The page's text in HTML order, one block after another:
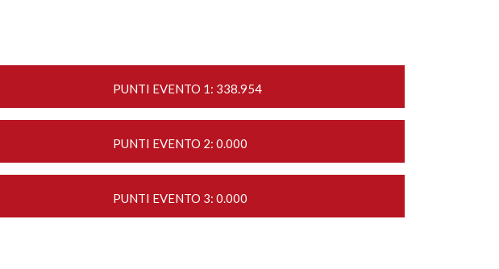
PUNTI EVENTO 1: 338.954
PUNTI EVENTO 2: 0.000
PUNTI EVENTO 3: 0.000